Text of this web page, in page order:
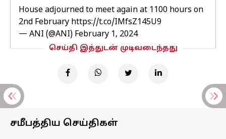
House adjourned to meet again at 1100 hours on
2nd February https://t.co/IMfsZ145U9
— ANI (@ANI) February 1, 2024
செய்தி இத்துடன் முடிவடைந்தது
சமீபத்திய செய்திகள்